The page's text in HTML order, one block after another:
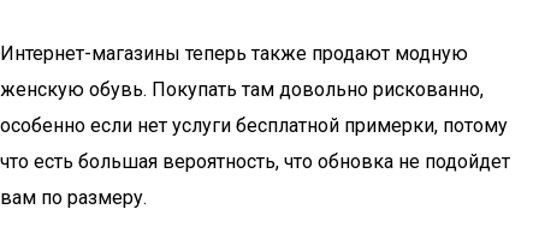
Интернет-магазины теперь также продают модную
женскую обувь. Покупать там довольно рискованно,
особенно если нет услуги бесплатной примерки, потому
что есть большая вероятность, что обновка не подойдет
вам по размеру.